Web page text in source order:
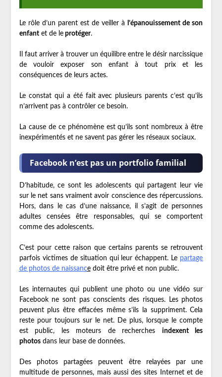
Le rôle d’un parent est de veiller à
l’épanouissement de son
enfantet de leprotéger.
Il faut arriver à trouver un équilibre entre le désir narcissique
de vouloir exposer son enfant à tout prix et les
conséquences de leurs actes.
Le constat qui a été fait avec plusieurs parents c’est qu’ils
n’arrivent pas à contrôler ce besoin.
La cause de ce phénomène est qu’ils sont nombreux à être
inexpérimentés et ne savent pas gérer les réseaux sociaux.
Facebook n’est pas un portfolio familial
D’habitude, ce sont les adolescents qui partagent leur vie
sur le net sans vraiment avoir conscience des répercussions.
Hors, dans le cas d’une naissance, il s’agit de personnes
adultes censées être responsables, qui se comportent
comme des adolescents.
C’est pour cette raison que certains parents se retrouvent
parfois victimes de situation qui leur échappent. Le partage
de photos de naissancedoit être privé et non public.
Les internautes qui publient une photo ou une vidéo sur
Facebook ne sont pas conscients des risques. Les photos
peuvent plus être effacées même s’ils la suppriment. Cela
reste pour toujours sur le net. De plus, lorsque le compte
est public, les moteurs de recherches indexent les
photosdans leur base de données.
Des photos partagées peuvent être relayées par une
multitude de personnes, mais aussi des sites Internet et de